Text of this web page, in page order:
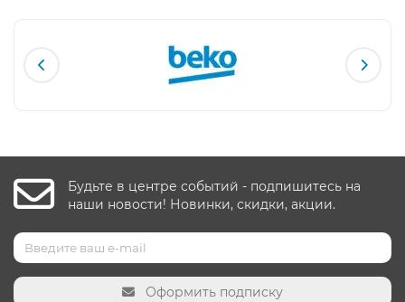
Будьте в центре событий - подпишитесь на
наши новости! Новинки, скидки, акции.
Оформить подписку